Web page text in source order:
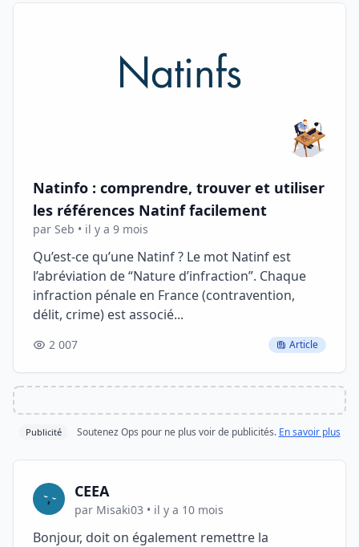
Natinfo : comprendre, trouver et utiliser
les références Natinf facilement
par Seb • il y a 9 mois
Qu’est-ce qu’une Natinf ? Le mot Natinf est
l’abréviation de “Nature d’infraction”. Chaque
infraction pénale en France (contravention,
délit, crime) est associé...
2 007 Article
Publicité Soutenez Ops pour ne plus voir de publicités. En savoir plus
CEEA
par Misaki03 • il y a 10 mois
Bonjour, doit on également remettre la